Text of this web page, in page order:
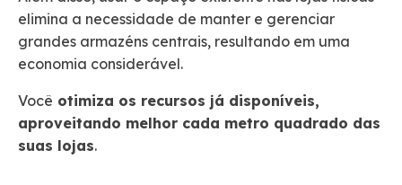
elimina a necessidade de manter e gerenciar
grandes armazéns centrais, resultando em uma
economia considerável.
Você otimiza os recursos já disponíveis,
aproveitando melhor cada metro quadrado das
suas lojas.